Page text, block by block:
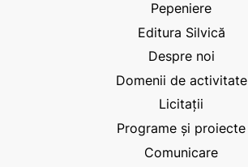
Pepeniere
Editura Silvică
Despre noi
Domenii de activitate
Licitații
Programe și proiecte
Comunicare